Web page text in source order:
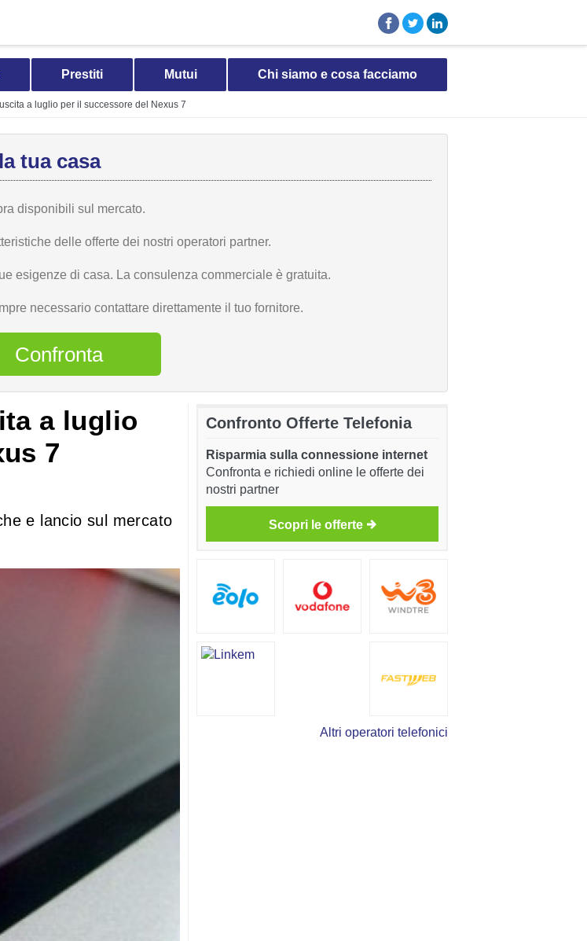
Prestiti Mutui Chi siamo e cosa facciamo
a luglio per il successore del Nexus 7
tua casa
disponibili sul mercato.
delle offerte dei nostri operatori partner.
esigenze di casa. La consulenza commerciale è gratuita.
necessario contattare direttamente il tuo fornitore.
Confronta
a luglio
7
e lancio sul mercato
Confronto Offerte Telefonia
Risparmia sulla connessione internet
Confronta e richiedi online le offerte dei
nostri partner
Scopri le offerte
Altri operatori telefonici